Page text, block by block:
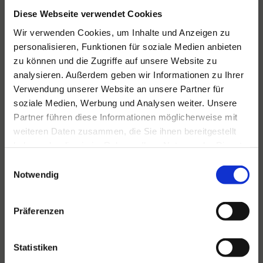
Diese Webseite verwendet Cookies
Wir verwenden Cookies, um Inhalte und Anzeigen zu
personalisieren, Funktionen für soziale Medien anbieten
zu können und die Zugriffe auf unsere Website zu
analysieren. Außerdem geben wir Informationen zu Ihrer
Verwendung unserer Website an unsere Partner für
soziale Medien, Werbung und Analysen weiter. Unsere
Partner führen diese Informationen möglicherweise mit
weiteren Daten zusammen, die Sie ihnen bereitgestellt
Notwendig
Präferenzen
Statistiken
Für alle Ihre Veranstaltungen
und Feste
Hansen Events ist Ihr Partner für
Veranstaltungen von groß bis klein.